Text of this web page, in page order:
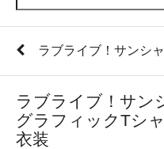
ラブライブ！サンシ
ラブライブ！サ
グラフィックTシ
衣装